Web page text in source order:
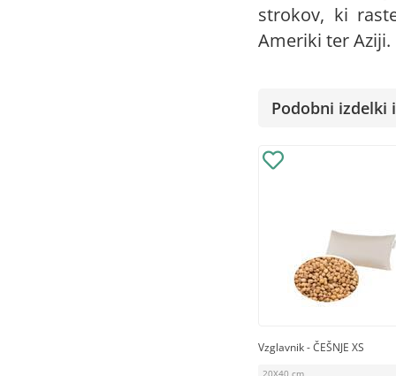
strokov, ki
Ameriki ter
Podobni izdelki
Vzglavnik - ČEŠNJE XS
20X40 cm